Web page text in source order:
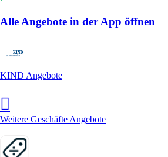
Alle Angebote in der App öffnen
KIND Angebote
Weitere Geschäfte Angebote